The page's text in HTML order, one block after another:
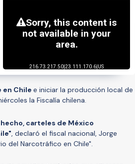
en Chile e iniciar la producción local de
la Fiscalía chilena.
carteles de México
, declaró el fiscal nacional, Jorge
del Narcotráfico en Chile".